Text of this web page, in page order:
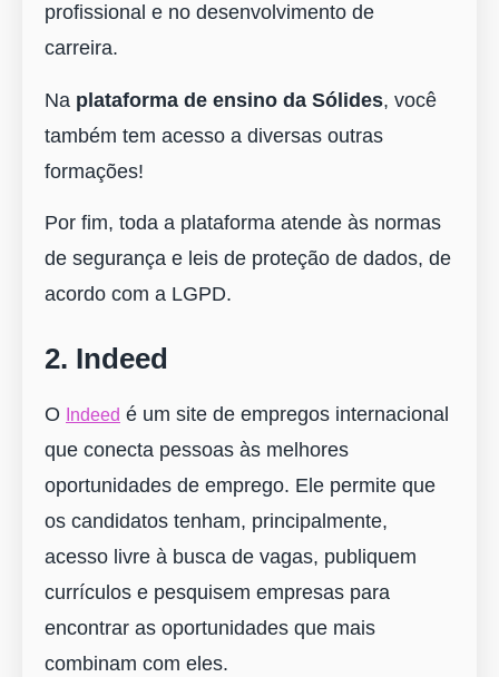
profissional e no desenvolvimento de
carreira.
Na plataforma de ensino da Sólides, você
também tem acesso a diversas outras
formações!
Por fim, toda a plataforma atende às normas
de segurança e leis de proteção de dados, de
acordo com a LGPD.
2. Indeed
O Indeed é um site de empregos internacional
que conecta pessoas às melhores
oportunidades de emprego. Ele permite que
os candidatos tenham, principalmente,
acesso livre à busca de vagas, publiquem
currículos e pesquisem empresas para
encontrar as oportunidades que mais
combinam com eles.